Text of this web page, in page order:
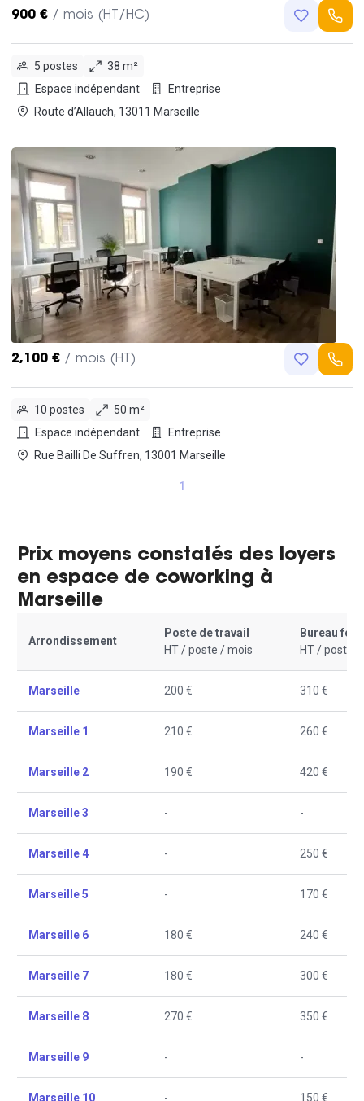
900 € / mois (HT/HC)
5 postes
38 m²
Espace indépendant
Entreprise
Route d’Allauch, 13011 Marseille
2,100 € / mois (HT)
10 postes
50 m²
Espace indépendant
Entreprise
Rue Bailli De Suffren, 13001 Marseille
1
Prix moyens constatés des loyers
en espace de coworking à
Marseille
Arrondissement
Poste de travail
HT / poste / mois
Bureau
HT / poste /
Marseille 200 € 310 €
Marseille 1 210 € 260 €
Marseille 2 190 € 420 €
Marseille 3 - -
Marseille 4 - 250 €
Marseille 5 - 170 €
Marseille 6 180 € 240 €
Marseille 7 180 € 300 €
Marseille 8 270 € 350 €
Marseille 9 - -
Marseille 10 - 150 €